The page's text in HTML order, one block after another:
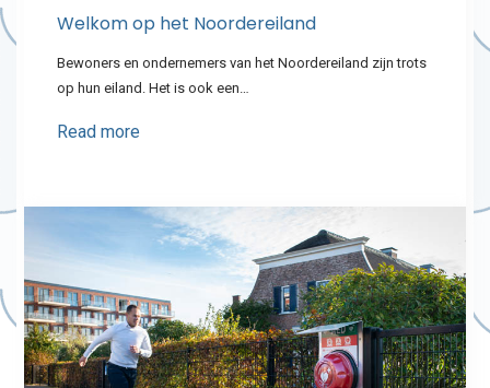
Welkom op het Noordereiland
Bewoners en ondernemers van het Noordereiland zijn trots
op hun eiland. Het is ook een…
Read more